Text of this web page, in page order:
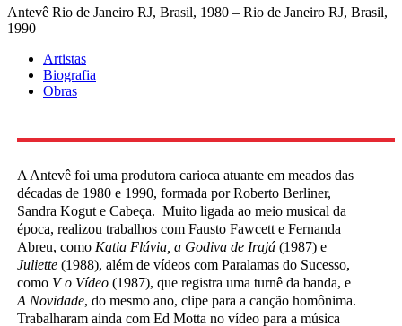
Antevê Rio de Janeiro RJ, Brasil, 1980 – Rio de Janeiro RJ, Brasil,
1990
Artistas
Biografia
Obras
A Antevê foi uma produtora carioca atuante em meados das
décadas de 1980 e 1990, formada por Roberto Berliner,
Sandra Kogut e Cabeça. Muito ligada ao meio musical da
época, realizou trabalhos com Fausto Fawcett e Fernanda
Abreu, como Katia Flávia, a Godiva de Irajá (1987) e
Juliette (1988), além de vídeos com Paralamas do Sucesso,
como V o Vídeo (1987), que registra uma turnê da banda, e
A Novidade, do mesmo ano, clipe para a canção homônima.
Trabalharam ainda com Ed Motta no vídeo para a música